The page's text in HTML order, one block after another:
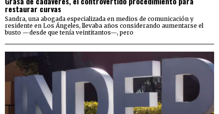
restaurar curvas
Sandra, una abogada especializada en medios de comunicación y
residente en Los Ángeles, llevaba años considerando aumentarse el
busto —desde que tenía veintitantos—, pero